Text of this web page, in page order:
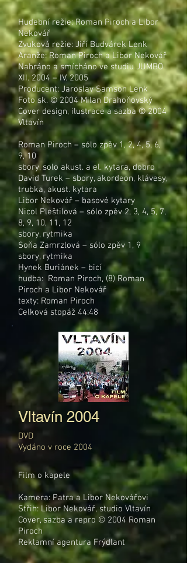
Hudební režie: Roman Piroch a Libor
Nekovář
Zvuková režie: Jiří Budvárek Lenk
Aranže: Roman Piroch a Libor Nekovář
Nahráno a smícháno ve studiu JUMBO
XII. 2004 – IV. 2005
Producent: Jaroslav Samson Lenk
Foto sk. © 2004 Milan Drahoňovský
Cover design, ilustrace a sazba © 2004
Vltavín
Roman Piroch – sólo zpěv 1, 2, 4, 5, 6,
9, 10
sbory, solo akust. a el. kytara, dobro
David Turek – sbory, akordeon, klávesy,
trubka, akust. kytara
Libor Nekovář – basové kytary
Nicol Pleštilová – sólo zpěv 2, 3, 4, 5, 7,
8, 9, 10, 11, 12
sbory, rytmika
Soňa Zamrzlová – sólo zpěv 1, 9
sbory, rytmika
Hynek Buriánek – bicí
hudba: Roman Piroch, (8) Roman
Piroch a Libor Nekovář
texty: Roman Piroch
Celková stopáž 44:48
Vltavín 2004
DVD
Vydáno v roce 2004
Film o kapele
Kamera: Patra a Libor Nekovářovi
Střih: Libor Nekovář, studio Vltavín
Cover, sazba a repro © 2004 Roman
Piroch
Reklamní agentura Frýdlant